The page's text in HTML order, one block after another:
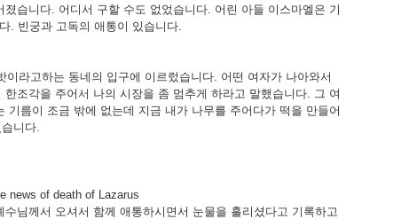
습니다. 어디서 구할 수도 없었습니다. 어린 아들 이스마엘은 기
. 빈궁과 고독의 애통이 있습니다.
라고하는 동네의 입구에 이르렀습니다. 어떤 여자가 나아와서
조각을 주어서 나의 시장을 좀 멈추게 하라고 말했습니다. 그 여
름이 조금 밖에 없는데 지금 내가 나무를 주어다가 떡을 만들어
니다.
news of death of Lazarus
님께서 오셔서 함께 애통하시면서 눈물을 흘리셨다고 기록하고